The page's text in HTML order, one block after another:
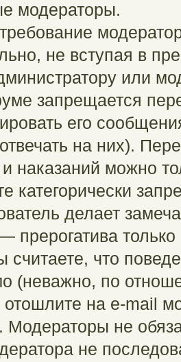
модераторы.
не вступая в
или
запрещается
его
на них).
наказаний можно
категорически
делает
прерогатива
считаете, что
(неважно, по
на e-mail
не
не